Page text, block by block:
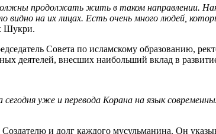
продолжать жить в таком направлении.
на их лицах. Есть очень много людей,
Шукри.
Совета по исламскому образованию,
деятелей, внесших наибольший вклад в
уже и перевода Корана на язык
и долг каждого мусульманина. Он